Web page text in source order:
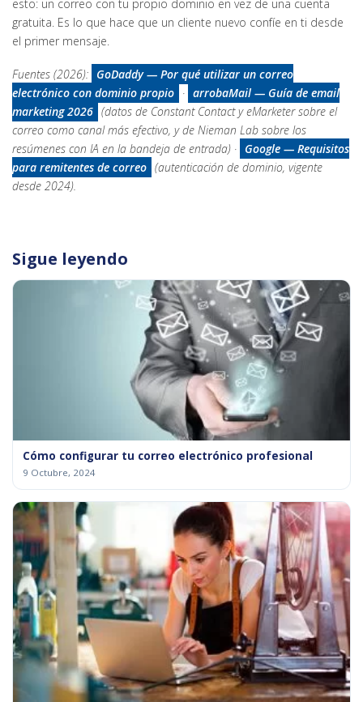
esto: un correo con tu propio dominio en vez de una cuenta
gratuita. Es lo que hace que un cliente nuevo confíe en ti desde
el primer mensaje.
Fuentes (2026): GoDaddy — Por qué utilizar un correo
electrónico con dominio propio · arrobaMail — Guía de email
marketing 2026 (datos de Constant Contact y eMarketer sobre el
correo como canal más efectivo, y de Nieman Lab sobre los
resúmenes con IA en la bandeja de entrada) · Google — Requisitos
para remitentes de correo (autenticación de dominio, vigente
desde 2024).
Sigue leyendo
Cómo configurar tu correo electrónico profesional
9 Octubre, 2024